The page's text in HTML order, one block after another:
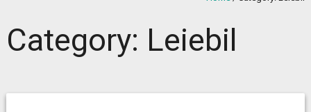
Category: Leiebil